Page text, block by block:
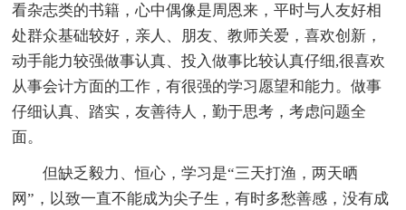
看杂志类的书籍，心中偶像是周恩来，平时与人友好相
处群众基础较好，亲人、朋友、教师关爱，喜欢创新，
动手能力较强做事认真、投入做事比较认真仔细,很喜欢
从事会计方面的工作，有很强的学习愿望和能力。做事
仔细认真、踏实，友善待人，勤于思考，考虑问题全
面。
但缺乏毅力、恒心，学习是“三天打渔，两天晒
网”，以致一直不能成为尖子生，有时多愁善感，没有成